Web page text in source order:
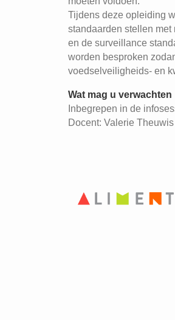
Tijdens deze opleiding
standaarden stellen met
en de surveillance
worden besproken
voedselveiligheids- en
Wat mag u verwachten
Inbegrepen in de
Docent: Valerie Theuwis